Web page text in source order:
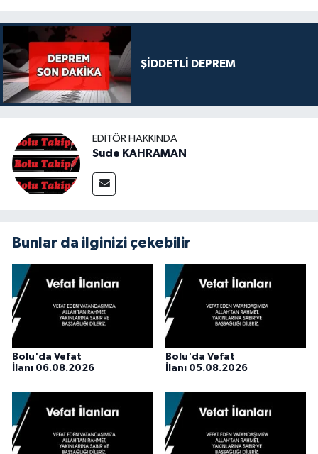
ŞİDDETLİ DEPREM
EDITÖR HAKKINDA
Sude KAHRAMAN
Bunlar da ilginizi çekebilir
Bolu'da Vefat
İlanı 06.08.2026
Bolu'da Vefat
İlanı 05.08.2026